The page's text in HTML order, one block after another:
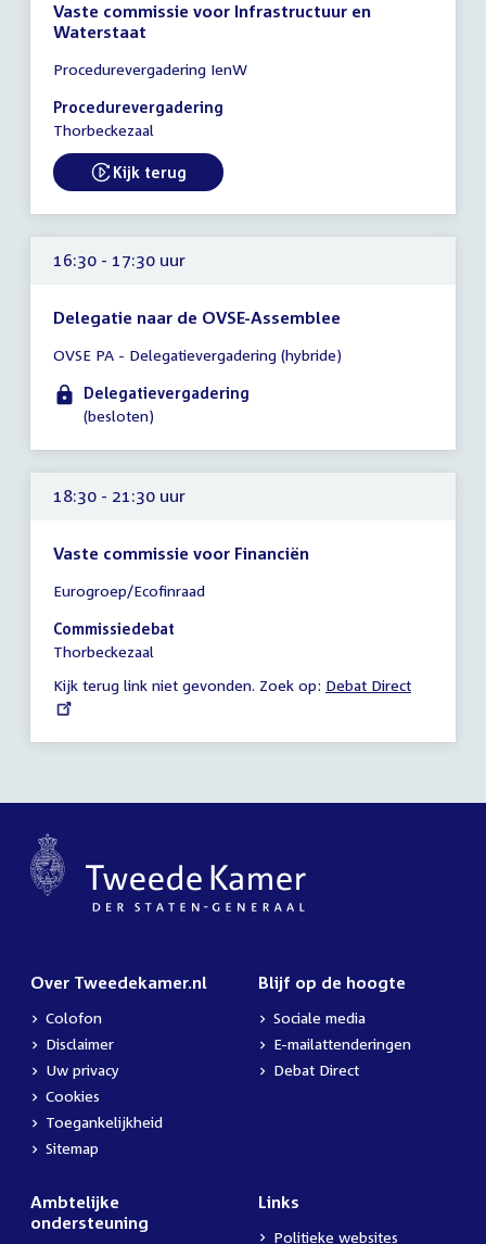
Vaste commissie voor Infrastructuur en
Waterstaat
vergadering
16:30
-
uur
Procedurevergadering IenW
Procedurevergadering
Thorbeckezaal
External link:
Kijk terug
16:30 - 17:30 uur
Delegatie naar de OVSE-Assemblee
vergadering
16:30
-
17:30
uur
OVSE PA - Delegatievergadering (hybride)
Delegatievergadering
(besloten)
18:30 - 21:30 uur
Vaste commissie voor Financiën
vergadering
18:30
-
uur
Eurogroep/Ecofinraad
Commissiedebat
Thorbeckezaal
Kijk terug link niet gevonden. Zoek op: External
Debat Direct
Over Tweedekamer.nl
Colofon
Disclaimer
Uw privacy
Cookies
Toegankelijkheid
Sitemap
Blijf op de hoogte
Sociale media
E-mailattenderingen
Debat Direct
Ambtelijke
ondersteuning
Links
Politieke websites